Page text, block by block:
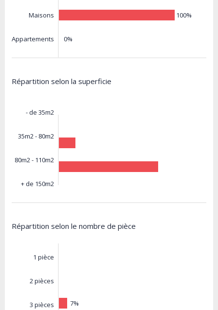
Maisons
Appartements
100%
0%
Répartition selon la superficie
- de 35m2
35m2 - 80m2
80m2 - 110m2
+ de 150m2
Répartition selon le nombre de pièce
1 pièce
2 pièces
3 pièces 7%